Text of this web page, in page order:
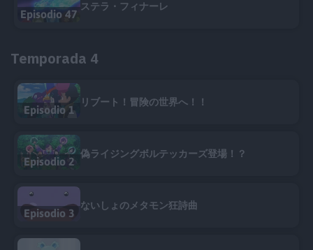
Episodio 47
ステラ・フィナーレ
Temporada 4
Episodio 1
リブート！冒険の世界へ！！
Episodio 2
偽ライジングボルテッカーズ登場！？
Episodio 3
ないしょのメタモン狂詩曲